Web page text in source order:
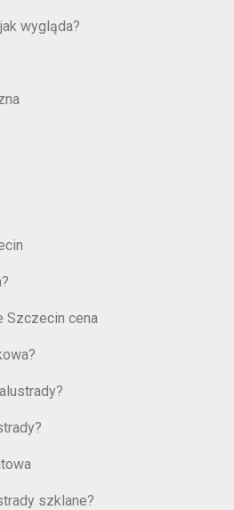
wygląda?
Szczecin cena
szklane?